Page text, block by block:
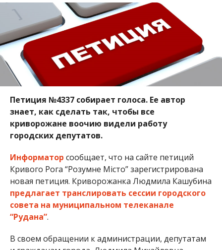
Петиция №4337 собирает голоса. Ее автор
знает, как сделать так, чтобы все
криворожане воочию видели работу
городских депутатов.
Информатор сообщает, что на сайте петиций
Кривого Рога “Розумне Місто” зарегистрирована
новая петиция. Криворожанка Людмила Кашубина
предлагает транслировать сессии городского
совета на муниципальном телеканале
“Рудана”.
В своем обращении к администрации, депутатам